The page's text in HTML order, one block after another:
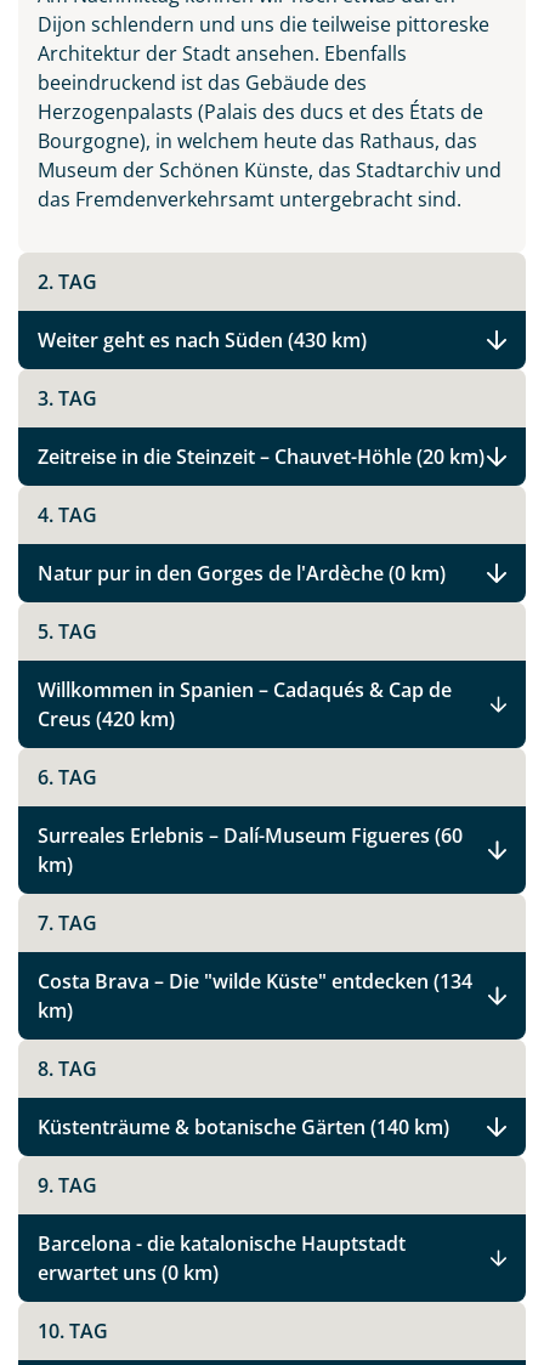
Dijon schlendern und uns die teilweise pittoreske
Architektur der Stadt ansehen. Ebenfalls
beeindruckend ist das Gebäude des
Herzogenpalasts (Palais des ducs et des États de
Bourgogne), in welchem heute das Rathaus, das
Museum der Schönen Künste, das Stadtarchiv und
das Fremdenverkehrsamt untergebracht sind.
2. TAG
Weiter geht es nach Süden (430 km)
3. TAG
Zeitreise in die Steinzeit – Chauvet-Höhle (20 km)
4. TAG
Natur pur in den Gorges de l'Ardèche (0 km)
5. TAG
Willkommen in Spanien – Cadaqués & Cap de
Creus (420 km)
6. TAG
Surreales Erlebnis – Dalí-Museum Figueres (60
km)
7. TAG
Costa Brava – Die "wilde Küste" entdecken (134
km)
8. TAG
Küstenträume & botanische Gärten (140 km)
9. TAG
Barcelona - die katalonische Hauptstadt
erwartet uns (0 km)
10. TAG